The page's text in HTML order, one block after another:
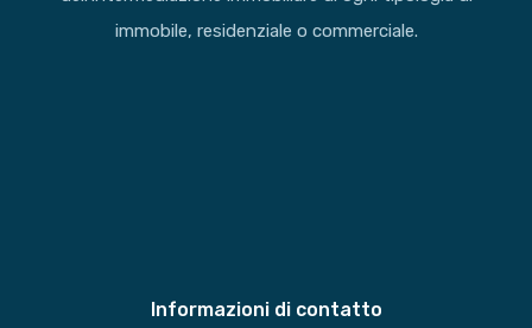
immobile, residenziale o commerciale.
Informazioni di contatto